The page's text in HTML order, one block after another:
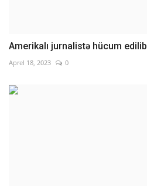
Amerikalı jurnalistə hücum edilib
Aprel 18, 2023 0